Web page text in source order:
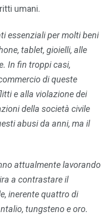
umani.
essenziali per molti beni
tablet, gioielli, alle
In fin troppi casi,
di queste
e alla violazione dei
della società civile
abusi da anni, ma il
attualmente lavorando
a contrastare il
inerente quattro di
tungsteno e oro.